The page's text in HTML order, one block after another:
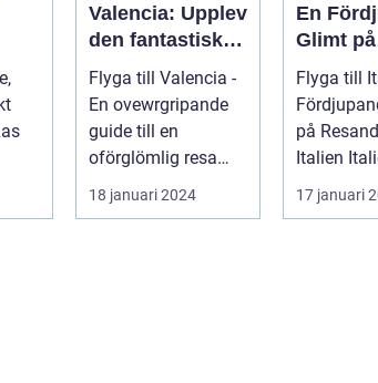
på
Valencia: Upplev
den fantastiska
staden
Flyga till Valencia -
En ovewrgripande
guide till en
oförglömlig resa
Introduktion:
Valencia, beläg...
18 januari 2024
En
Glimt på
Resande
Italien
Flyga till
på
Italien Italien är känt
för sina
17 januari